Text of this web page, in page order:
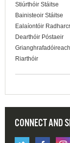
Stiúrthóir Stáitse
Bainisteoir Stáitse
Ealaíontóir
Dearthóir Póstaeir
Riarthóir
CONNECT AND